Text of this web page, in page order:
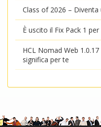
Class of 2026 – Diventa
È uscito il Fix Pack 1
HCL Nomad Web
significa per te